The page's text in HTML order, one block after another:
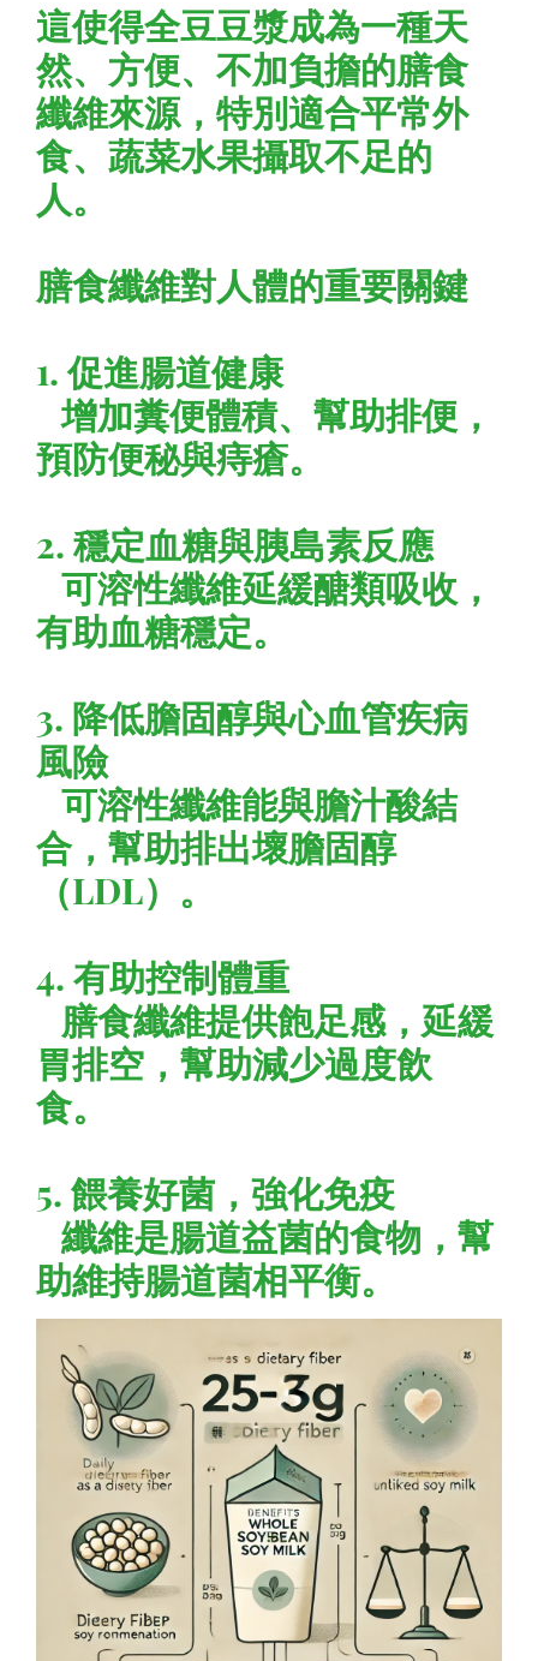
這使得全豆豆漿成為一種天
然、方便、不加負擔的膳食
纖維來源，特別適合平常外
食、蔬菜水果攝取不足的
人。
膳食纖維對人體的重要關鍵
1. 促進腸道健康
增加糞便體積、幫助排便，
預防便秘與痔瘡。
2. 穩定血糖與胰島素反應
可溶性纖維延緩醣類吸收，
有助血糖穩定。
3. 降低膽固醇與心血管疾病
風險
可溶性纖維能與膽汁酸結
合，幫助排出壞膽固醇
（LDL）。
4. 有助控制體重
膳食纖維提供飽足感，延緩
胃排空，幫助減少過度飲
食。
5. 餵養好菌，強化免疫
纖維是腸道益菌的食物，幫
助維持腸道菌相平衡。